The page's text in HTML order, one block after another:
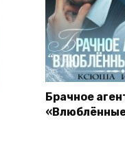
Брачное